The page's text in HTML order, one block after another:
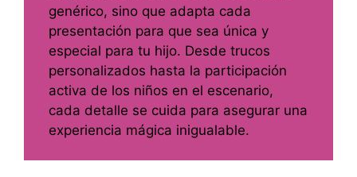
genérico, sino que adapta cada
presentación para que sea única y
especial para tu hijo. Desde trucos
personalizados hasta la participación
activa de los niños en el escenario,
cada detalle se cuida para asegurar una
experiencia mágica inigualable.